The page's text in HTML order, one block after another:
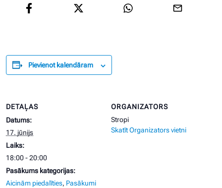
Pievienot kalendāram
DETAĻAS
Datums:
17. jūnijs
Laiks:
18:00 - 20:00
Pasākums kategorijas:
Aicinām piedalīties, Pasākumi
ORGANIZATORS
Stropi
Skatīt Organizators vietni